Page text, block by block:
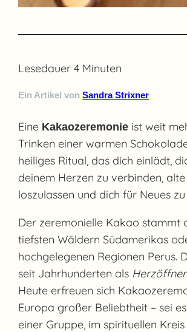
Lesedauer 4 Minuten
Ein Artikel vonSandra Strixner
Eine Kakaozeremonie ist weit
Trinken einer warmen
heiliges Ritual, das dich einlädt,
deinem Herzen zu verbinden,
loszulassen und dich für Neues
Der zeremonielle Kakao stammt
tiefsten Wäldern Südamerikas
hochgelegenen Regionen Perus.
seit Jahrhunderten als Herzöffner
Heute erfreuen sich
Europa großer Beliebtheit – sei
einer Gruppe, im spirituellen